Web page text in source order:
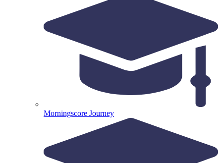
Morningscore Journey